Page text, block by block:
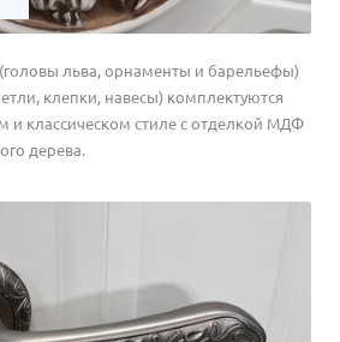
льва, орнаменты и барельефы)
клепки, навесы) комплектуются
и классическом стиле с отделкой МДФ
дерева.